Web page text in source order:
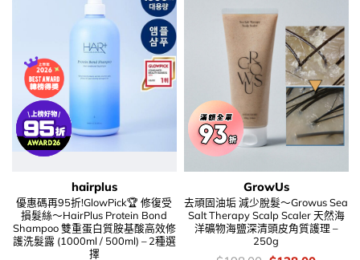
hairplus
優惠碼再95折!GlowPick🏆 修復受
損髮絲～HairPlus Protein Bond
Shampoo 雙重蛋白質胺基酸高效修
護洗髮露 (1000ml / 500ml) – 2種選
擇
GrowUs
去頑固油垢 減少脫髮～Growus Sea
Salt Therapy Scalp Scaler 天然海
洋礦物海鹽深清頭皮角質護理 –
250g